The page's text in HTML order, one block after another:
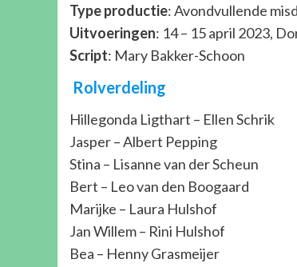
Type productie: Avondvullende
Uitvoeringen: 14 – 15 april 2023,
Script: Mary Bakker-Schoon
Rolverdeling
Hillegonda Ligthart – Ellen Schrik
Jasper – Albert Pepping
Stina – Lisanne van der Scheun
Bert – Leo van den Boogaard
Marijke – Laura Hulshof
Jan Willem – Rini Hulshof
Bea – Henny Grasmeijer